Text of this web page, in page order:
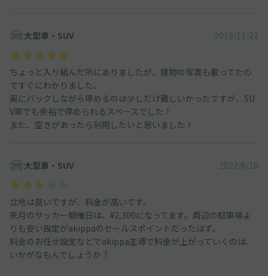
大型車・SUV 2019/11/23
ちょっと入り組んだ所にありましたが、建物の写真も載ってたの
ですぐにわかりました。
奥にバックしながら停めるのは少しだけ難しいかったですが、SU
V車でも余裕で停められるスペースでした！
また、空きがあったら利用したいと思いました！
大型車・SUV 2022/6/18
立地は良いですが、料金が高いです。
来月のサッカー開催日は、¥2,300になってます。周辺の駐車場よ
りも安い設定がakippaのセールスポイントだったはず。
料金のお任せ設定などでakippa主導で料金が上がっていくのは、
いかがなもんでしょうか？